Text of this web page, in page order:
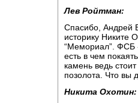
Лев Ройтман:
Спасибо, Андрей
историку Никите
“Мемориал”. ФСБ
есть в чем
камень ведь
позолота. Что вы
Никита Охотин: